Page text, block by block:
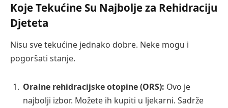
Koje Tekućine Su Najbolje za Rehidraciju
Djeteta
Nisu sve tekućine jednako dobre. Neke mogu i
pogoršati stanje.
Oralne rehidracijske otopine (ORS): Ovo je
najbolji izbor. Možete ih kupiti u ljekarni. Sadrže